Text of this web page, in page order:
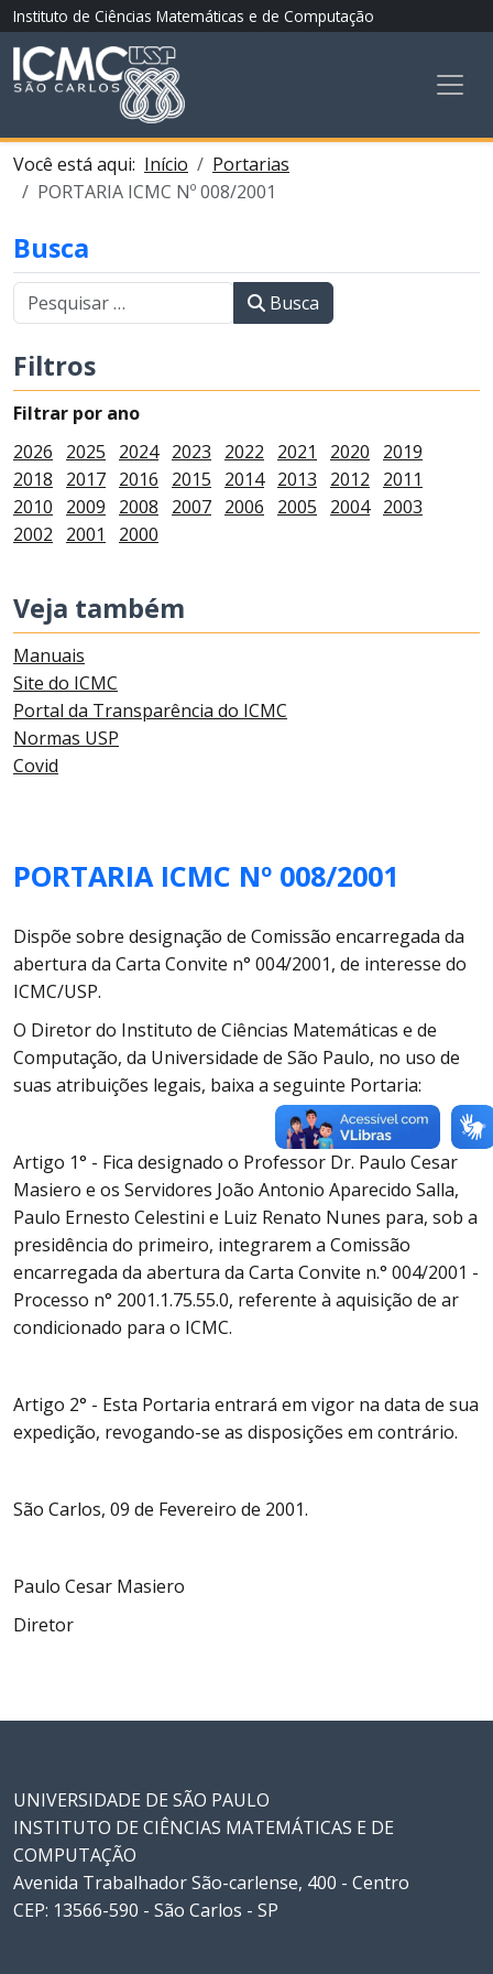
Instituto de Ciências Matemáticas e de Computação
Você está aqui: Início
Portarias
PORTARIA ICMC Nº 008/2001
Busca
Busca
Filtros
Filtrar por ano
2026
2025 2024 2023 2022 2021 2020
2019
2018
2017 2016 2015 2014 2013 2012
2011
2010
2009 2008 2007 2006 2005 2004 2003
2002
2001 2000
Veja também
Manuais
Site do ICMC
Portal da Transparência do ICMC
Normas USP
Covid
PORTARIA ICMC Nº 008/2001
Dispõe sobre designação de Comissão encarregada da
abertura da Carta Convite n° 004/2001, de interesse do
ICMC/USP.
O Diretor do Instituto de Ciências Matemáticas e de
Computação, da Universidade de São Paulo, no uso de
suas atribuições legais, baixa a seguinte Portaria:
Artigo 1° - Fica designado o Professor Dr. Paulo Cesar
Masiero e os Servidores João Antonio Aparecido Salla,
Paulo Ernesto Celestini e Luiz Renato Nunes para, sob a
presidência do primeiro, integrarem a Comissão
encarregada da abertura da Carta Convite n.° 004/2001 -
Processo n° 2001.1.75.55.0, referente à aquisição de ar
condicionado para o ICMC.
Artigo 2° - Esta Portaria entrará em vigor na data de sua
expedição, revogando-se as disposições em contrário.
São Carlos, 09 de Fevereiro de 2001.
Paulo Cesar Masiero
Diretor
UNIVERSIDADE DE SÃO PAULO
INSTITUTO DE CIÊNCIAS MATEMÁTICAS E DE
COMPUTAÇÃO
Avenida Trabalhador São-carlense, 400 - Centro
CEP: 13566-590 - São Carlos - SP